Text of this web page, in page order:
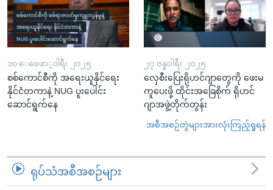
၁၀ ေဖေဖာ္၀ါရီ၊ ၂၀၂၅
စစ်ကောင်စီကို အရေးယူနိုင်ရေး
နိုင်ငံတကာနဲ့ NUG ပူးပေါင်း
ဆောင်ရွက်နေ
၂၇ ဇန္နဝါရီ၊ ၂၀၂၅
လှေစီးပြေးရိုဟင်ဂျာတွေကို ဖေးမ
ကူပေးဖို့ ထိုင်းအခြေစိုက် ရိုဟင်
ဂျာအဖွဲ့တိုက်တွန်း
အစီအစဉ်တွဲများအားလုံးကြည့်ရှုရန်
ရုပ်သံအစီအစဉ်များ